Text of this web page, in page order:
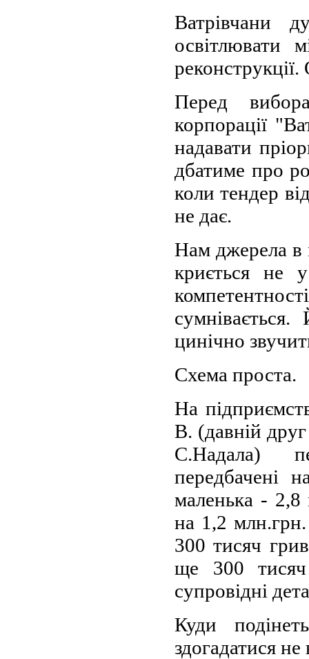
Ватрівчани
освітлювати
Перед
корпорації
надавати
дбатиме про
коли тендер
не дає.
Нам джерела в
криється не
цинічно
Схема проста.
На
В. (давній
С.Надала)
передбачені
маленька - 2,8
на 1,2 млн.грн.
300 тисяч
ще 300
супровідні
Куди
здогадатися